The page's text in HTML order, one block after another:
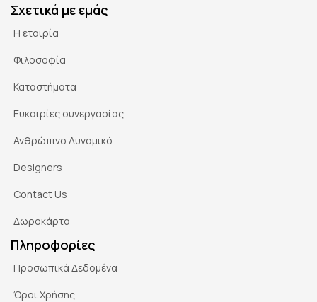
Σχετικά με εμάς
Η εταιρία
Φιλοσοφία
Καταστήματα
Ευκαιρίες συνεργασίας
Ανθρώπινο Δυναμικό
Designers
Contact Us
Δωροκάρτα
Πληροφορίες
Προσωπικά Δεδομένα
Όροι Χρήσης